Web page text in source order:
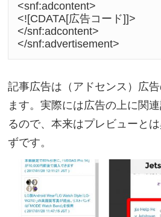
<snf:adcontent>
<![CDATA[広告コード]]>
</snf:adcontent>
</snf:advertisement>
記事広告は（アドセンス）広
ます。実際には広告の上に関
るので、本来はプレビューと
ずです。